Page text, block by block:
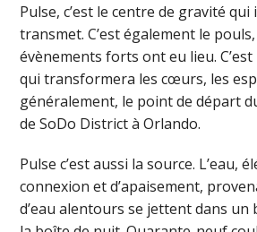
Pulse, c’est le centre de gravité
transmet. C’est également le
évènements forts ont eu lieu.
qui transformera les cœurs, les
généralement, le point de départ
de SoDo District à Orlando.
Pulse c’est aussi la source. L’eau,
connexion et d’apaisement,
d’eau alentours se jettent dans un